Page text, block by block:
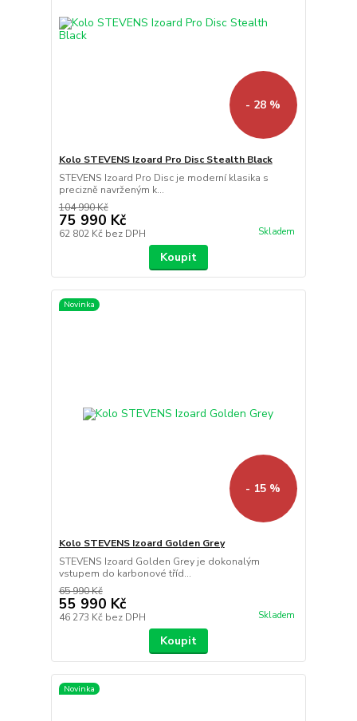
- 28 %
Kolo STEVENS Izoard Pro Disc Stealth Black
STEVENS Izoard Pro Disc je moderní klasika s
precizně navrženým k...
104 990 Kč
75 990 Kč
62 802 Kč bez DPH Skladem
Koupit
Novinka
- 15 %
Kolo STEVENS Izoard Golden Grey
STEVENS Izoard Golden Grey je dokonalým
vstupem do karbonové tříd...
65 990 Kč
55 990 Kč
46 273 Kč bez DPH Skladem
Koupit
Novinka